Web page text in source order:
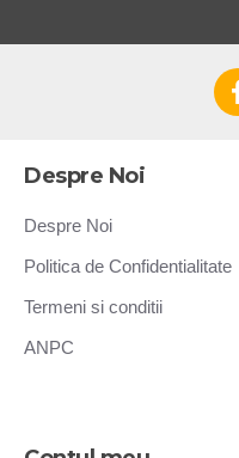
Despre Noi
Despre Noi
Politica de Confidentialitate
Termeni si conditii
ANPC